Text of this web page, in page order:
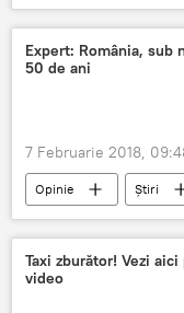
statului Ohio
Președintele SUA
Expert: România, sub
50 de ani
7 Februarie 2018,
Opinie Știri
România
relații internaționale
Rafinărie
Taxi zburător! Vezi
video